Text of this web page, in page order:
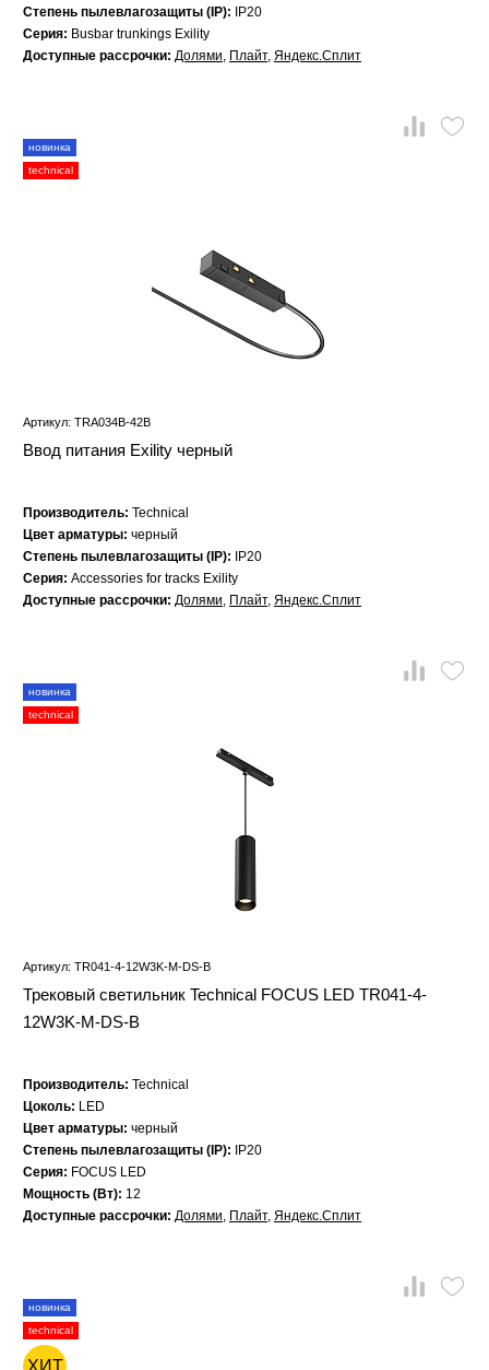
Степень пылевлагозащиты (IP):
IP20
Серия: Busbar trunkings Exility
Доступные рассрочки: Долями, Плайт, Яндекс.Сплит
новинка
technical
Артикул: TRA034B-42B
Ввод питания Exility черный
Производитель: Technical
Цвет арматуры: черный
Степень пылевлагозащиты (IP):
IP20
Серия: Accessories for tracks Exility
Доступные рассрочки: Долями, Плайт, Яндекс.Сплит
новинка
technical
Артикул: TR041-4-12W3K-M-DS-B
Трековый светильник Technical FOCUS LED TR041-4-
12W3K-M-DS-B
Производитель: Technical
Цоколь: LED
Цвет арматуры: черный
Степень пылевлагозащиты (IP):
IP20
Серия: FOCUS LED
Мощность (Вт): 12
Доступные рассрочки: Долями, Плайт, Яндекс.Сплит
новинка
technical